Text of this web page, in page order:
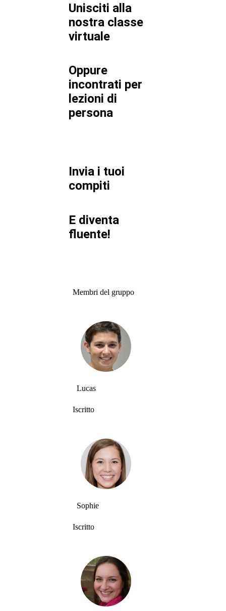
Unisciti alla
nostra classe
virtuale
Oppure
incontrati per
lezioni di
persona
Invia i tuoi
compiti
E diventa
fluente!
Membri del gruppo
Lucas
Iscritto
Sophie
Iscritto